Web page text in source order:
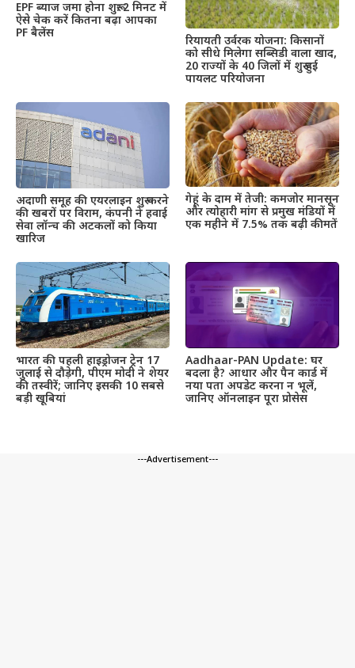
EPF ब्याज जमा होना शुरू: 2 मिनट में
ऐसे चेक करें कितना बढ़ा आपका
PF बैलेंस
रियायती उर्वरक योजना: किसानों
को सीधे मिलेगा सब्सिडी वाला खाद,
20 राज्यों के 40 जिलों में शुरू हुई
पायलट परियोजना
अदाणी समूह की एयरलाइन शुरू करने
की खबरों पर विराम, कंपनी ने हवाई
सेवा लॉन्च की अटकलों को किया
खारिज
गेहूं के दाम में तेजी: कमजोर मानसून
और त्योहारी मांग से प्रमुख मंडियों में
एक महीने में 7.5% तक बढ़ी कीमतें
भारत की पहली हाइड्रोजन ट्रेन 17
जुलाई से दौड़ेगी, पीएम मोदी ने शेयर
की तस्वीरें; जानिए इसकी 10 सबसे
बड़ी खूबियां
Aadhaar-PAN Update: घर
बदला है? आधार और पैन कार्ड में
नया पता अपडेट करना न भूलें,
जानिए ऑनलाइन पूरा प्रोसेस
---Advertisement---